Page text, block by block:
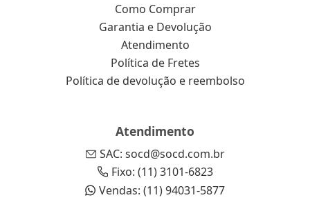
Como Comprar
Garantia e Devolução
Atendimento
Política de Fretes
Política de devolução e reembolso
Atendimento
SAC: socd@socd.com.br
Fixo: (11) 3101-6823
Vendas: (11) 94031-5877